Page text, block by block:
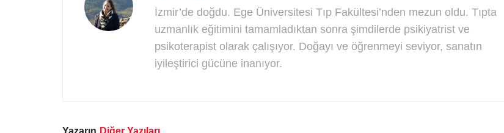
İzmir’de doğdu. Ege Üniversitesi Tıp Fakültesi’nden mezun oldu. Tıpta
uzmanlık eğitimini tamamladıktan sonra şimdilerde psikiyatrist ve
psikoterapist olarak çalışıyor. Doğayı ve öğrenmeyi seviyor, sanatın
iyileştirici gücüne inanıyor.